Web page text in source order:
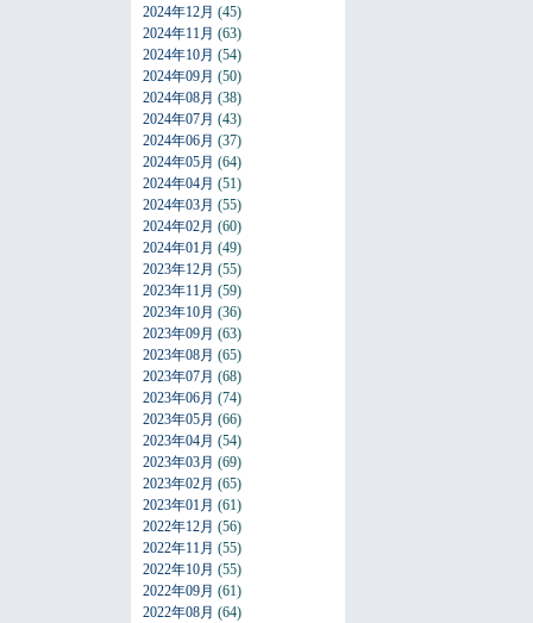
2024年12月 (45)
2024年11月 (63)
2024年10月 (54)
2024年09月 (50)
2024年08月 (38)
2024年07月 (43)
2024年06月 (37)
2024年05月 (64)
2024年04月 (51)
2024年03月 (55)
2024年02月 (60)
2024年01月 (49)
2023年12月 (55)
2023年11月 (59)
2023年10月 (36)
2023年09月 (63)
2023年08月 (65)
2023年07月 (68)
2023年06月 (74)
2023年05月 (66)
2023年04月 (54)
2023年03月 (69)
2023年02月 (65)
2023年01月 (61)
2022年12月 (56)
2022年11月 (55)
2022年10月 (55)
2022年09月 (61)
2022年08月 (64)